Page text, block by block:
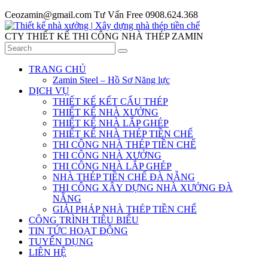
Ceozamin@gmail.com Tư Vấn Free 0908.624.368
CTY THIẾT KẾ THI CÔNG NHÀ THÉP ZAMIN
TRANG CHỦ
Zamin Steel – Hồ Sơ Năng lực
DỊCH VỤ
THIẾT KẾ KẾT CẤU THÉP
THIẾT KẾ NHÀ XƯỞNG
THIẾT KẾ NHÀ LẮP GHÉP
THIẾT KẾ NHÀ THÉP TIỀN CHẾ
THI CÔNG NHÀ THÉP TIỀN CHẾ
THI CÔNG NHÀ XƯỞNG
THI CÔNG NHÀ LẮP GHÉP
NHÀ THÉP TIỀN CHẾ ĐÀ NẴNG
THI CÔNG XÂY DỰNG NHÀ XƯỞNG ĐÀ
NẴNG
GIẢI PHÁP NHÀ THÉP TIỀN CHẾ
CÔNG TRÌNH TIÊU BIỂU
TIN TỨC HOẠT ĐỘNG
TUYỂN DỤNG
LIÊN HỆ